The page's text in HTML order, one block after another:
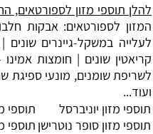
תוספי מזון לספורטאים,
לספורטאים: אבקות חלבון
במשקל-גיינרים שונים |
שונים | חומצות אמינו
שריפת שומנים, מונעי ספיגת
מזון יוניברסל
מזון סופר נוטרישן
תוספי
תוספי